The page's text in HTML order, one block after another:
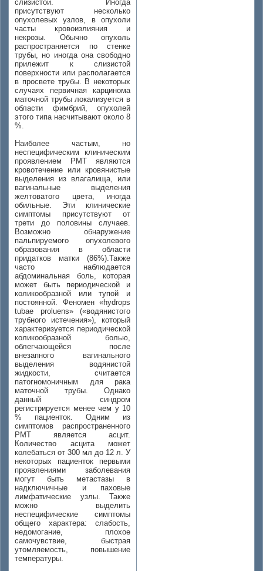
слизистой. Иногда
присутствуют несколько
опухолевых узлов, в опухоли
часты кровоизлияния и
некрозы. Обычно опухоль
распространяется по стенке
трубы, но иногда она свободно
прилежит к слизистой
поверхности или располагается
в просвете трубы. В некоторых
случаях первичная карцинома
маточной трубы локализуется в
области фимбрий, опухолей
этого типа насчитывают около 8
%.
Наиболее частым, но
неспецифическим клиническим
проявлением РМТ являются
кровотечение или кровянистые
выделения из влагалища, или
вагинальные выделения
желтоватого цвета, иногда
обильные. Эти клинические
симптомы присутствуют от
трети до половины случаев.
Возможно обнаружение
пальпируемого опухолевого
образования в области
придатков матки (86%).Также
часто наблюдается
абдоминальная боль, которая
может быть периодической и
коликообразной или тупой и
постоянной. Феномен «hydrops
tubae proluens» («водянистого
трубного истечения»), который
характеризуется периодической
коликообразной болью,
облегчающейся после
внезапного вагинального
выделения водянистой
жидкости, считается
патогномоничным для рака
маточной трубы. Однако
данный синдром
регистрируется менее чем у 10
% пациенток. Одним из
симптомов распространенного
РМТ является асцит.
Количество асцита может
колебаться от 300 мл до 12 л. У
некоторых пациенток первыми
проявлениями заболевания
могут быть метастазы в
надключичные и паховые
лимфатические узлы. Также
можно выделить
неспецифические симптомы
общего характера: слабость,
недомогание, плохое
самочувствие, быстрая
утомляемость, повышение
температуры.